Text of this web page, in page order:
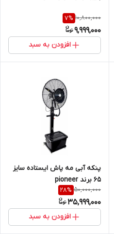
10,800,000
7%
9,999,000
افزودن به سبد
پنکه آبی مه پاش ایستاده سایز
65 برند pioneer
50,000,000
28%
35,999,000
افزودن به سبد